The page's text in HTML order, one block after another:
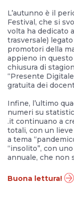
L’autunno è il
Festival, che si
volta ha dedicato
trasversale)
promotori della
appieno in
chiusura di
“Presente
gratuita dei
Infine, l’ultimo
numeri su
.it continuano a
totali, con un
a tema
“insolito”, con
annuale, che non
Buona lettura!